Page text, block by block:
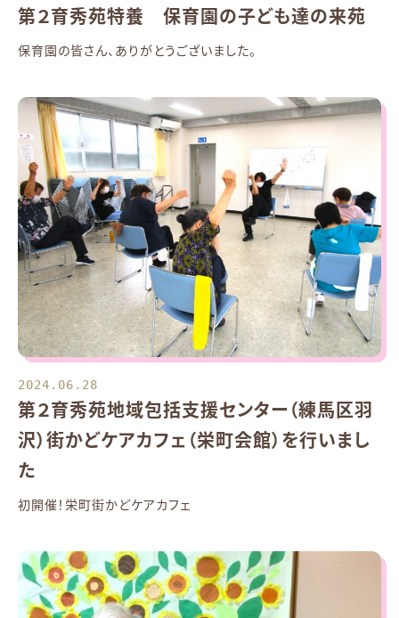
第２育秀苑特養 保育園の子ども達の来苑
保育園の皆さん、ありがとうございました。
2024.06.28
第２育秀苑地域包括支援センター（練馬区羽
沢）街かどケアカフェ（栄町会館）を行いまし
た
初開催！栄町街かどケアカフェ